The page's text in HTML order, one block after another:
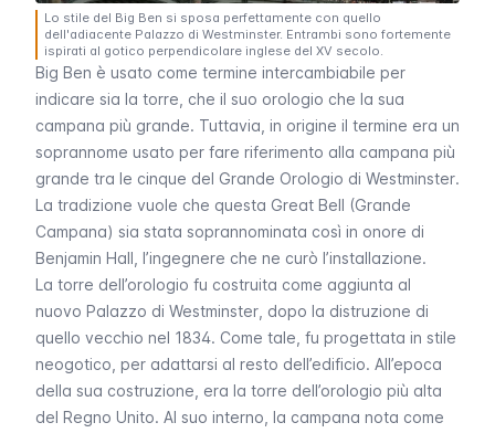
Lo stile del Big Ben si sposa perfettamente con quello
dell'adiacente Palazzo di Westminster. Entrambi sono fortemente
ispirati al gotico perpendicolare inglese del XV secolo.
Big Ben è usato come termine intercambiabile per
indicare sia la torre, che il suo orologio che la sua
campana più grande. Tuttavia, in origine il termine era un
soprannome usato per fare riferimento alla campana più
grande tra le cinque del Grande Orologio di Westminster.
La tradizione vuole che questa Great Bell (Grande
Campana) sia stata soprannominata così in onore di
Benjamin Hall, l’ingegnere che ne curò l’installazione.
La torre dell’orologio fu costruita come aggiunta al
nuovo Palazzo di Westminster , dopo la distruzione di
quello vecchio nel 1834. Come tale, fu progettata in stile
neogotico, per adattarsi al resto dell’edificio. All’epoca
della sua costruzione, era la torre dell’orologio più alta
del Regno Unito. Al suo interno, la campana nota come